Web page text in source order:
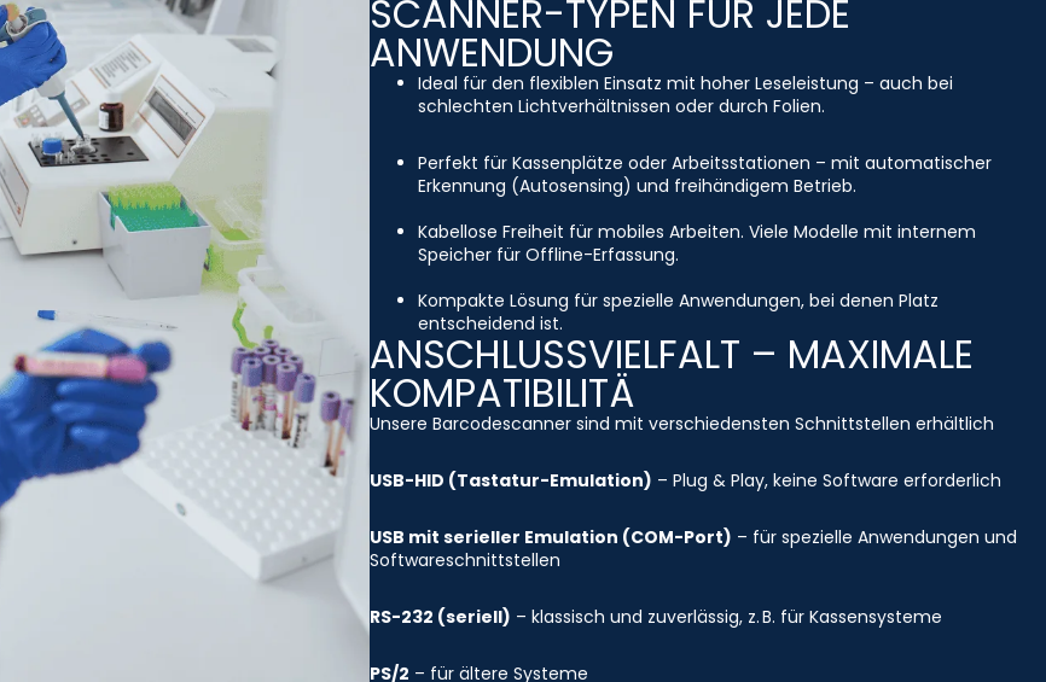
SCANNER-TYPEN FÜR JEDE
ANWENDUNG
Ideal für den flexiblen Einsatz mit hoher Leseleistung – auch bei
schlechten Lichtverhältnissen oder durch Folien.
Perfekt für Kassenplätze oder Arbeitsstationen – mit automatischer
Erkennung (Autosensing) und freihändigem Betrieb.
Kabellose Freiheit für mobiles Arbeiten. Viele Modelle mit internem
Speicher für Offline-Erfassung.
Kompakte Lösung für spezielle Anwendungen, bei denen Platz
entscheidend ist.
ANSCHLUSSVIELFALT – MAXIMALE
KOMPATIBILITÄ
Unsere Barcodescanner sind mit verschiedensten Schnittstellen erhältlich
USB-HID (Tastatur-Emulation) – Plug & Play, keine Software erforderlich
USB mit serieller Emulation (COM-Port) – für spezielle Anwendungen und
Softwareschnittstellen
RS-232 (seriell) – klassisch und zuverlässig, z. B. für Kassensysteme
PS/2 – für ältere Systeme